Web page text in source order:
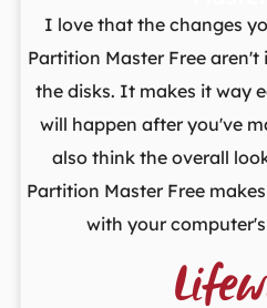
I love that the changes
Partition Master Free
the disks. It makes it way
will happen after you've
also think the overall
Partition Master Free
with your